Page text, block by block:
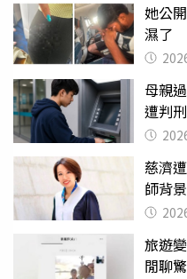
她公
濕了
母親
遭判
慈濟
師背
旅遊
閒聊